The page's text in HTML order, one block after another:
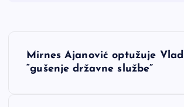
NMirnes Ajanović optužuje
“gušenje državne službe”